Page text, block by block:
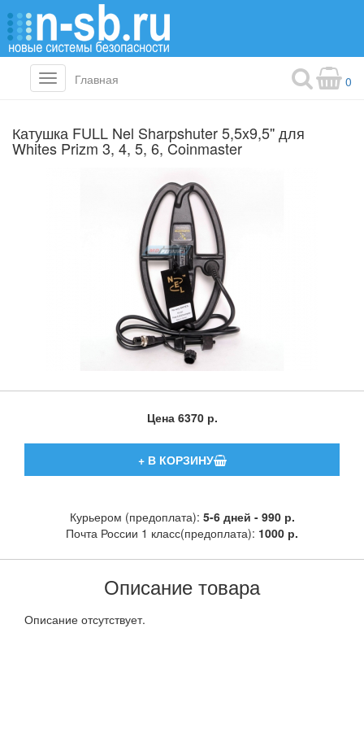
Toggle
navigation
Главная 0
Катушка FULL Nel Sharpshuter 5,5x9,5'' для
Whites Prizm 3, 4, 5, 6, Coinmaster
Цена 6370 р.
Курьером (предоплата): 5-6 дней - 990 р.
Почта России 1 класс(предоплата): 1000 р.
Описание товара
Описание отсутствует.